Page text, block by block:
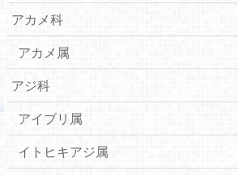
アカメ科
アカメ属
アジ科
アイブリ属
イトヒキアジ属